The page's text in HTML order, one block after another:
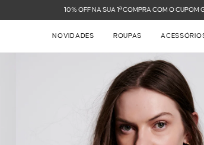
FRETE GRÁTIS NAS COMPRAS ACIMA
NOVIDADES ROUPAS